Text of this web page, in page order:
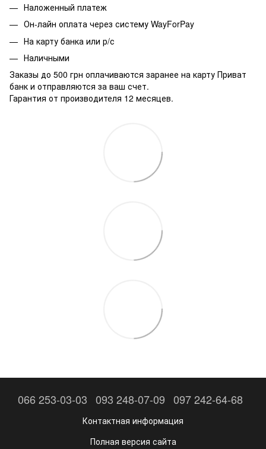
Наложенный платеж
Он-лайн оплата через систему WayForPay
На карту банка или р/с
Наличными
Заказы до 500 грн оплачиваются заранее на карту Приват
банк и отправляются за ваш счет.
Гарантия от производителя 12 месяцев.
066 253-03-03 093 248-07-09 097 242-64-68
Контактная информация
Полная версия сайта